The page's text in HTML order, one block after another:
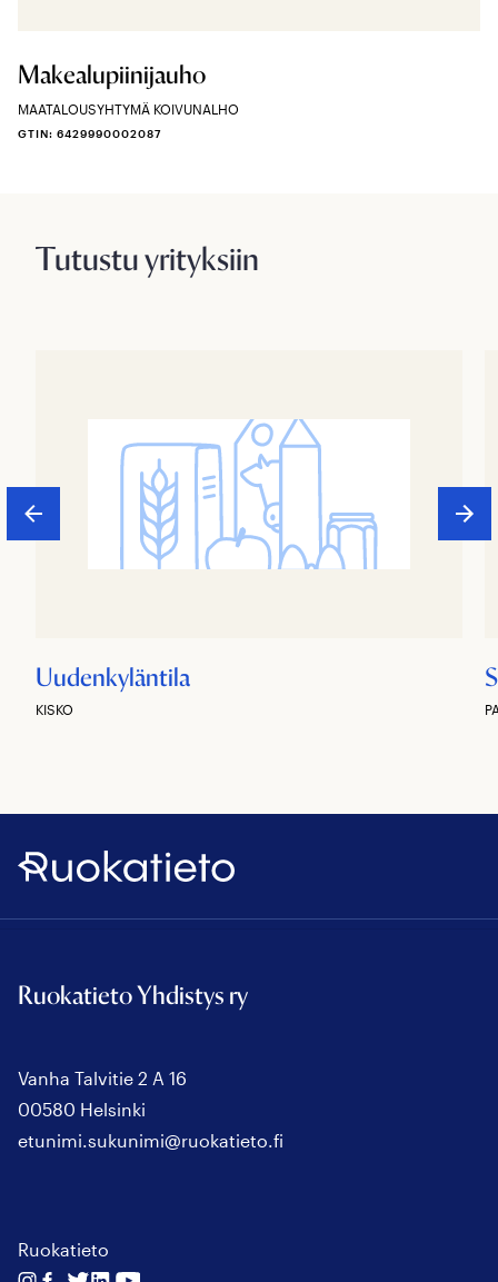
Makealupiinijauho
MAATALOUSYHTYMÄ KOIVUNALHO
GTIN: 6429990002087
Tutustu yrityksiin
Uudenkyläntila
KISKO
Ruokatieto
Ruokatieto Yhdistys ry
Vanha Talvitie 2 A 16
00580 Helsinki
etunimi.sukunimi@ruokatieto.fi
Ruokatieto